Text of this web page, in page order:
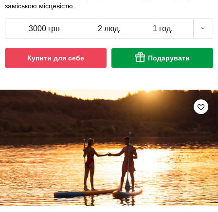
заміською місцевістю.
3000 грн 2 люд. 1 год.
Купити для себе Подарувати